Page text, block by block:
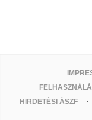
HIRDETÉSI ÁSZF